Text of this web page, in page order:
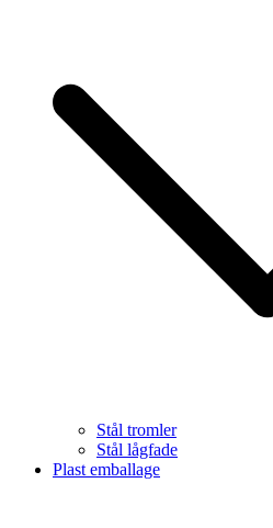
Stål tromler
Stål lågfade
Plast emballage